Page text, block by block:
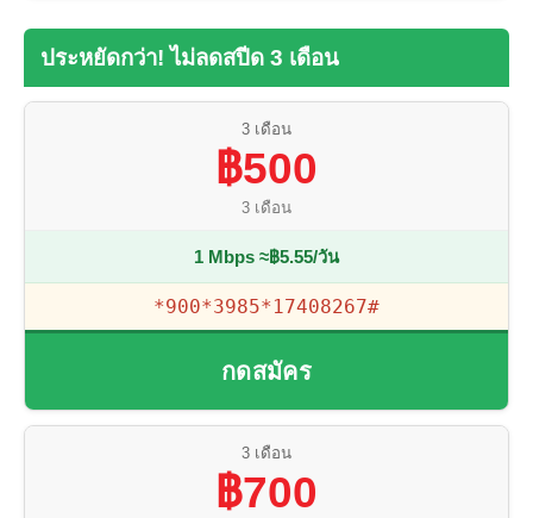
ประหยัดกว่า! ไม่ลดสปีด 3 เดือน
3 เดือน
฿500
3 เดือน
1 Mbps ≈฿5.55/วัน
*900*3985*17408267#
กดสมัคร
3 เดือน
฿700